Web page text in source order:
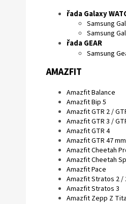
řada Galaxy
Samsung
Samsung
řada GEAR
Samsung
AMAZFIT
Amazfit Balance
Amazfit Bip 5
Amazfit GTR 2 /
Amazfit GTR 3 /
Amazfit GTR 4
Amazfit GTR 47 mm
Amazfit Cheetah
Amazfit Cheetah
Amazfit Pace
Amazfit Stratos 2 /
Amazfit Stratos 3
Amazfit Zepp Z